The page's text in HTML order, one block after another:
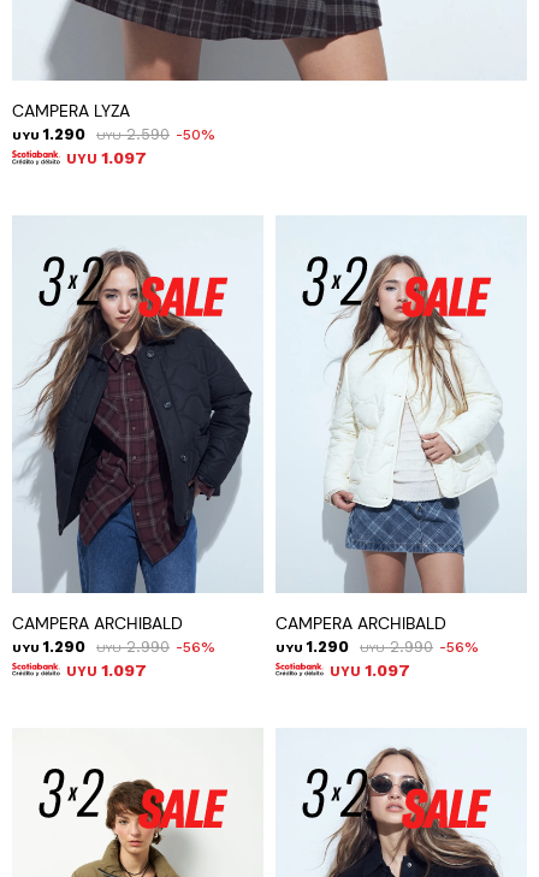
CAMPERA LYZA
UYU 1.290 UYU 2.590 50
UYU 1.097
CAMPERA ARCHIBALD
UYU 1.290 UYU 2.990 56
UYU 1.097
CAMPERA ARCHIBALD
UYU 1.290 UYU 2.990 56
UYU 1.097